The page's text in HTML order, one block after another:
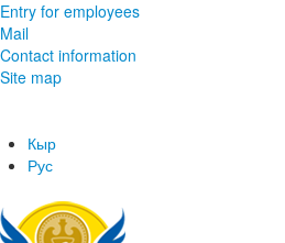
Entry for employees
Mail
Contact information
Site map
Кыр
Рус